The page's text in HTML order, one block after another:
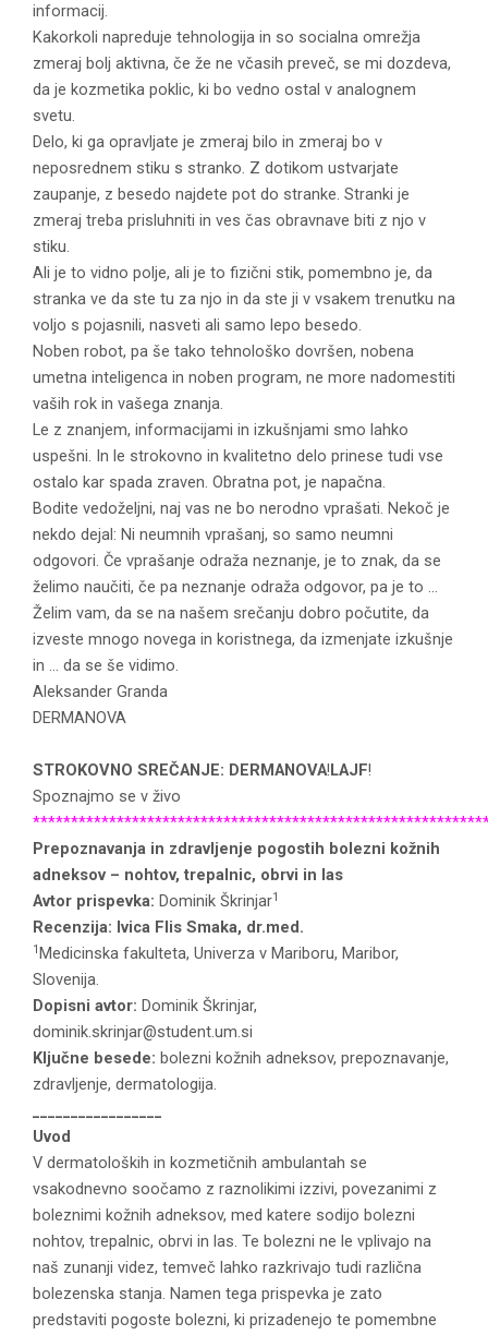
informacij.
Kakorkoli napreduje tehnologija in so socialna omrežja
zmeraj bolj aktivna, če že ne včasih preveč, se mi dozdeva,
da je kozmetika poklic, ki bo vedno ostal v analognem
svetu.
Delo, ki ga opravljate je zmeraj bilo in zmeraj bo v
neposrednem stiku s stranko. Z dotikom ustvarjate
zaupanje, z besedo najdete pot do stranke. Stranki je
zmeraj treba prisluhniti in ves čas obravnave biti z njo v
stiku.
Ali je to vidno polje, ali je to fizični stik, pomembno je, da
stranka ve da ste tu za njo in da ste ji v vsakem trenutku na
voljo s pojasnili, nasveti ali samo lepo besedo.
Noben robot, pa še tako tehnološko dovršen, nobena
umetna inteligenca in noben program, ne more nadomestiti
vaših rok in vašega znanja.
Le z znanjem, informacijami in izkušnjami smo lahko
uspešni. In le strokovno in kvalitetno delo prinese tudi vse
ostalo kar spada zraven. Obratna pot, je napačna.
Bodite vedoželjni, naj vas ne bo nerodno vprašati. Nekoč je
nekdo dejal: Ni neumnih vprašanj, so samo neumni
odgovori. Če vprašanje odraža neznanje, je to znak, da se
želimo naučiti, če pa neznanje odraža odgovor, pa je to …
Želim vam, da se na našem srečanju dobro počutite, da
izveste mnogo novega in koristnega, da izmenjate izkušnje
in … da se še vidimo.
Aleksander Granda
DERMANOVA
STROKOVNO SREČANJE: DERMANOVA!LAJF!
Spoznajmo se v živo
Prepoznavanja in zdravljenje pogostih bolezni kožnih
adneksov – nohtov, trepalnic, obrvi in las
Avtor prispevka: Dominik Škrinjar1
Recenzija: Ivica Flis Smaka, dr.med.
1Medicinska fakulteta, Univerza v Mariboru, Maribor,
Slovenija.
Dopisni avtor: Dominik Škrinjar,
dominik.skrinjar@student.um.si
Ključne besede: bolezni kožnih adneksov, prepoznavanje,
zdravljenje, dermatologija.
Uvod
V dermatoloških in kozmetičnih ambulantah se
vsakodnevno soočamo z raznolikimi izzivi, povezanimi z
boleznimi kožnih adneksov, med katere sodijo bolezni
nohtov, trepalnic, obrvi in las. Te bolezni ne le vplivajo na
naš zunanji videz, temveč lahko razkrivajo tudi različna
bolezenska stanja. Namen tega prispevka je zato
predstaviti pogoste bolezni, ki prizadenejo te pomembne